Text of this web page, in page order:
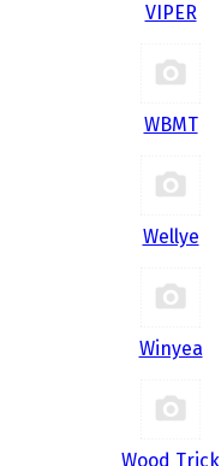
VIPER
WBMT
Wellye
Winyea
Wood Trick